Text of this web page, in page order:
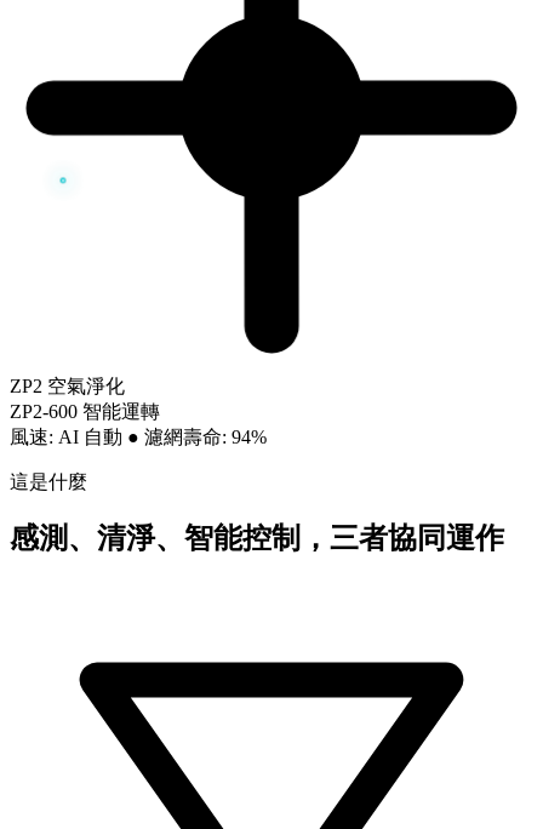
ZP2 空氣淨化
ZP2-600 智能運轉
風速: AI 自動 ● 濾網壽命: 94%
這是什麼
感測、清淨、智能控制，三者協同運作